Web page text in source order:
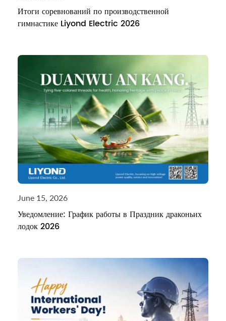
Итоги соревнований по производственной
гимнастике Liyond Electric 2026
June 15, 2026
Уведомление: График работы в Праздник драконьих
лодок 2026